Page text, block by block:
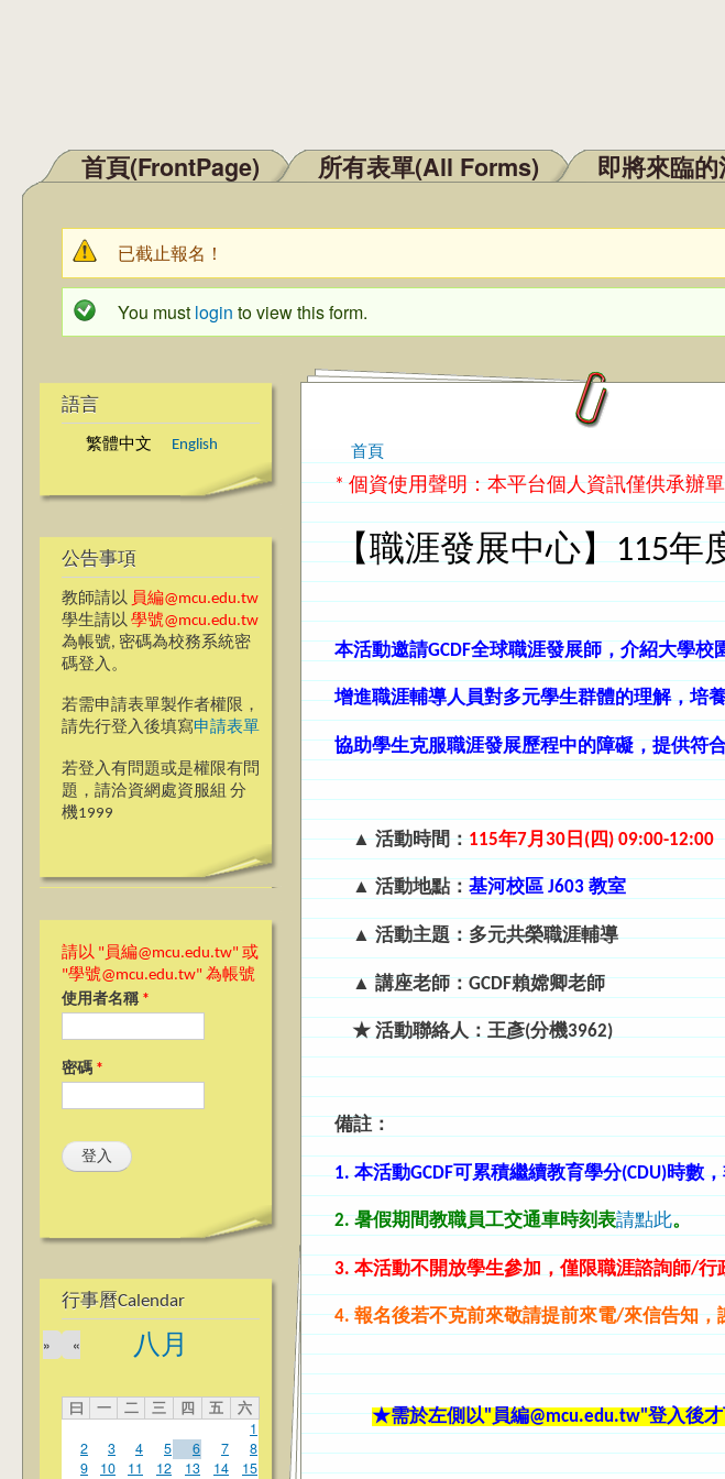
主選單
首頁(FrontPage) 所有表單(All Forms) 即將來臨
警告訊息
已截止報名！
狀態訊息
You must login to view this form.
語言
繁體中文 English
公告事項
教師請以 員編@mcu.edu.tw
學生請以 學號@mcu.edu.tw
為帳號, 密碼為校務系統密
碼登入。
若需申請表單製作者權限，
請先行登入後填寫申請表單
若登入有問題或是權限有問
題，請洽資網處資服組 分
機1999
請以 "員編@mcu.edu.tw" 或
"學號@mcu.edu.tw" 為帳號
使用者名稱 *
密碼 *
行事曆Calendar
八月
«
»
曰 一 二 三 四 五
六
1
2
3 4 5 6 7
8
9
10 11 12 13 14
15
您在這裡
首頁
* 個資使用聲明：本平台個人資訊僅供承辦
【職涯發展中心】115年
本活動邀請GCDF全球職涯發展師，介紹大學校
增進職涯輔導人員對多元學生群體的理解，培
協助學生克服職涯發展歷程中的障礙，提供符
▲ 活動時間：115年7月30日(四)09:00-12:00
▲ 活動地點： 基河校區 J603 教室
▲活動主題：多元共榮職涯輔導
▲講座老師：GCDF賴嫦卿老師
★ 活動聯絡人：王彥(分機3962)
備註：
1. 本活動GCDF可累積繼續教育學分(CDU)時數
2. 暑假期間教職員工交通車時刻表請點此。
3. 本活動不開放學生參加，僅限職涯諮詢師/行
4. 報名後若不克前來敬請提前來電/來信告知，
★需於左側以"員編@mcu.edu.tw"登入後才